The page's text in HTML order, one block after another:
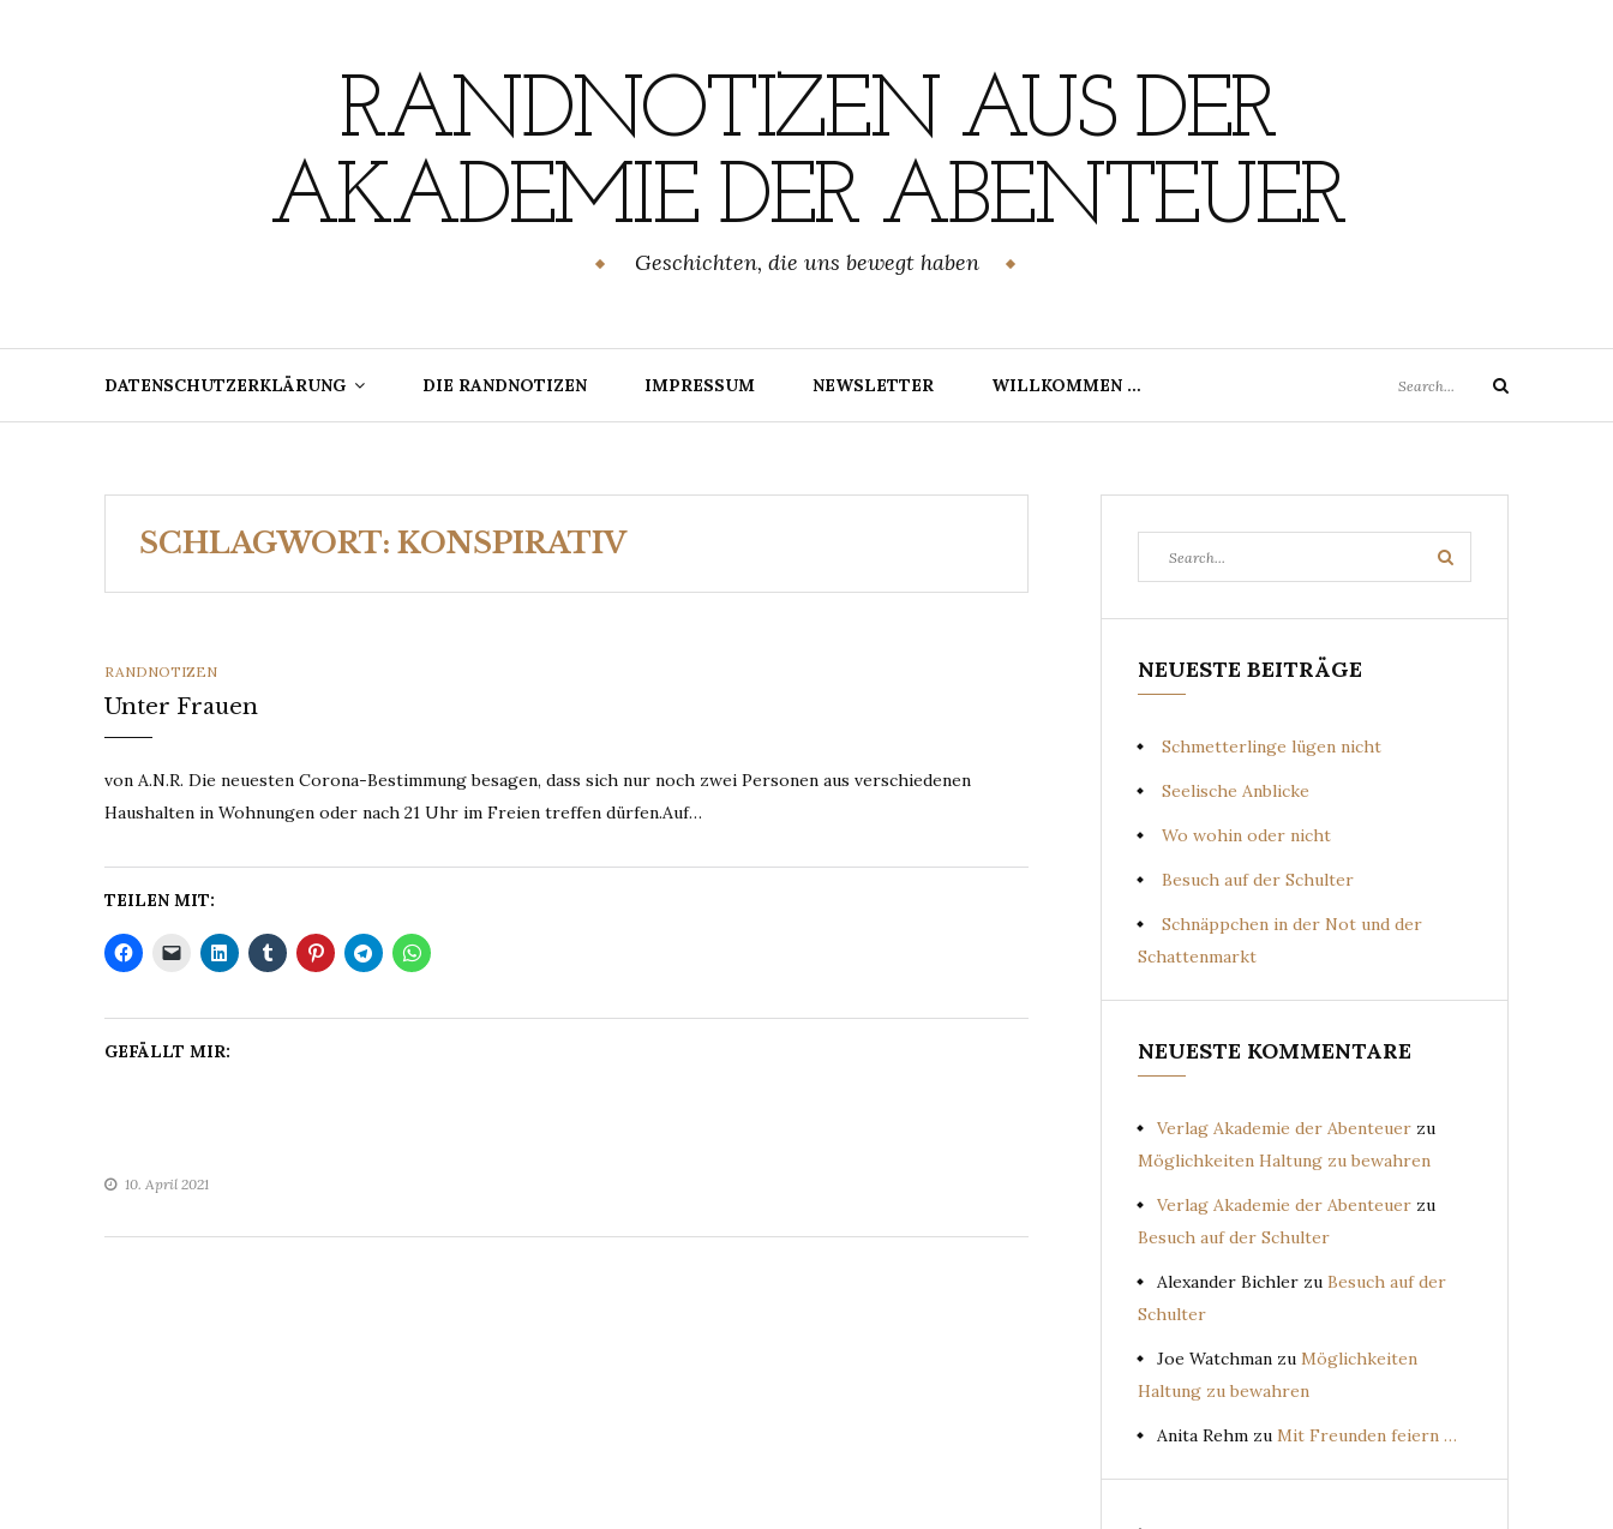
RANDNOTIZEN AUS DER
AKADEMIE DER ABENTEUER
Geschichten, die uns bewegt haben
DATENSCHUTZERKLÄRUNG DIE RANDNOTIZEN IMPRESSUM NEWSLETTER WILLKOMMEN …
for:
Search
SCHLAGWORT: KONSPIRATIV
CATEGORIES
RANDNOTIZEN
Unter Frauen
von A.N.R. Die neuesten Corona-Bestimmung besagen, dass sich nur noch zwei Personen aus verschiedenen
Haushalten in Wohnungen oder nach 21 Uhr im Freien treffen dürfen.Auf…
TEILEN MIT:
GEFÄLLT MIR:
10. April 2021
for:
Search
NEUESTE BEITRÄGE
Schmetterlinge lügen nicht
Seelische Anblicke
Wo wohin oder nicht
Besuch auf der Schulter
Schnäppchen in der Not und der
Schattenmarkt
NEUESTE KOMMENTARE
Verlag Akademie der Abenteuer zu
Möglichkeiten Haltung zu bewahren
Verlag Akademie der Abenteuer zu
Besuch auf der Schulter
Alexander Bichler zu Besuch auf der
Schulter
Joe Watchman zu Möglichkeiten
Haltung zu bewahren
Anita Rehm zu Mit Freunden feiern …